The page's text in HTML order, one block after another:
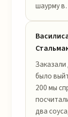
шаурму
было
200 мы
два